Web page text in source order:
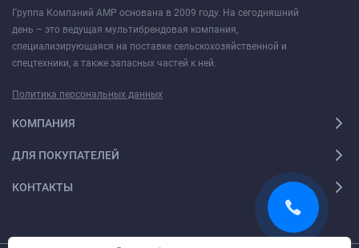
Группа Компаний АМР основана в 2009 году. На сегодняшний
день – это ведущая мультибрендовая компания,
специализирующаяся на поставке сельскохозяйственной и
спецтехники, а также запасных частей к ней.
Политика персональных данных
КОМПАНИЯ
ДЛЯ ПОКУПАТЕЛЕЙ
КОНТАКТЫ